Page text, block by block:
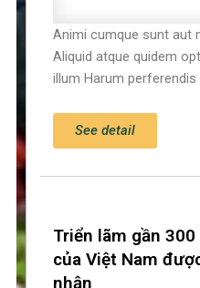
Animi cumque sunt aut
Aliquid atque quidem
illum Harum perferendis
See detail
Triển lãm gần
của Việt Nam
nhận